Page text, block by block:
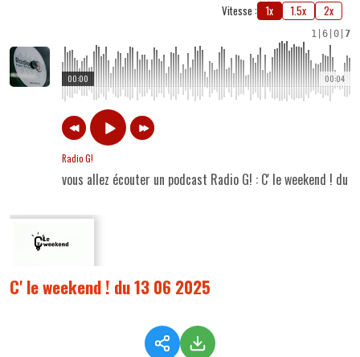
Vitesse : 1x 1.5x 2x
1 6 0 7
00:04
00:00
Radio G!
vous allez écouter un podcast Radio G! : C' le weekend ! du
C' le weekend ! du 13 06 2025